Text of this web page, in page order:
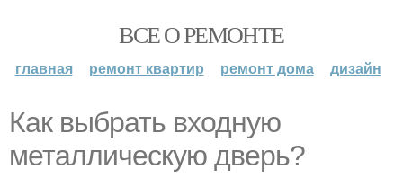
ВСЕ О РЕМОНТЕ
главная ремонт квартир ремонт дома дизайн
Как выбрать входную
металлическую дверь?